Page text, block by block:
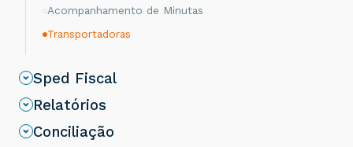
Acompanhamento de Minutas
Transportadoras
Sped Fiscal
Relatórios
Conciliação